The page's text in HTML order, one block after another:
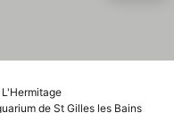
de St Gilles les Bains